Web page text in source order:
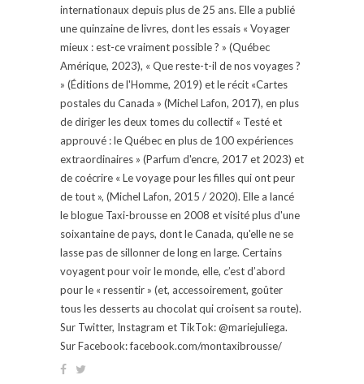
internationaux depuis plus de 25 ans. Elle a publié
une quinzaine de livres, dont les essais « Voyager
mieux : est-ce vraiment possible ? » (Québec
Amérique, 2023), « Que reste-t-il de nos voyages ?
» (Éditions de l'Homme, 2019) et le récit «Cartes
postales du Canada » (Michel Lafon, 2017), en plus
de diriger les deux tomes du collectif « Testé et
approuvé : le Québec en plus de 100 expériences
extraordinaires » (Parfum d'encre, 2017 et 2023) et
de coécrire « Le voyage pour les filles qui ont peur
de tout », (Michel Lafon, 2015 / 2020). Elle a lancé
le blogue Taxi-brousse en 2008 et visité plus d'une
soixantaine de pays, dont le Canada, qu'elle ne se
lasse pas de sillonner de long en large. Certains
voyagent pour voir le monde, elle, c’est d’abord
pour le « ressentir » (et, accessoirement, goûter
tous les desserts au chocolat qui croisent sa route).
Sur Twitter, Instagram et TikTok: @mariejuliega.
Sur Facebook: facebook.com/montaxibrousse/